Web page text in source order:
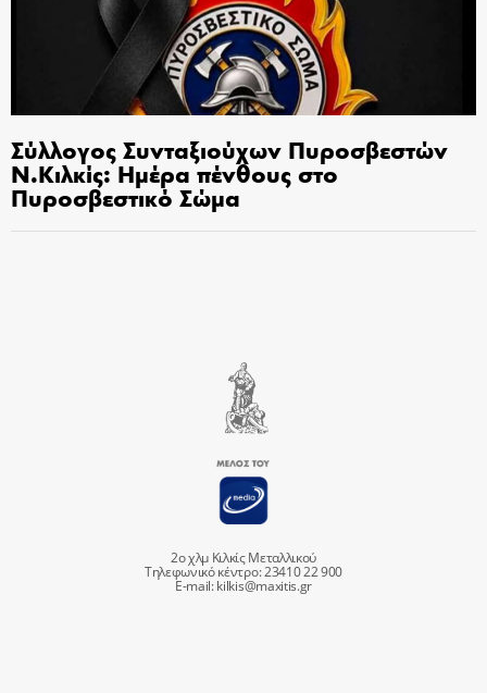
Σύλλογος Συνταξιούχων Πυροσβεστών
Ν.Κιλκίς: Ημέρα πένθους στο
Πυροσβεστικό Σώμα
2ο χλμ Κιλκίς Μεταλλικού
Τηλεφωνικό κέντρο: 23410 22 900
E-mail:kilkis@maxitis.gr